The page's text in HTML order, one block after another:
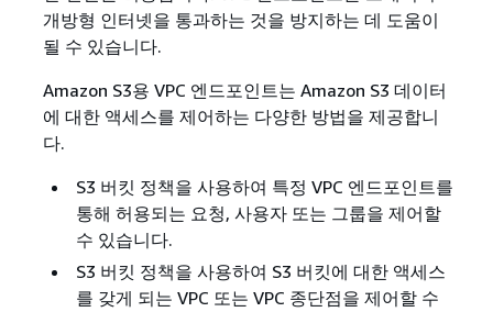
개방형 인터넷을 통과하는 것을 방지하는 데 도움이
될 수 있습니다.
Amazon S3용 VPC 엔드포인트는 Amazon S3 데이터
에 대한 액세스를 제어하는 다양한 방법을 제공합니
다.
S3 버킷 정책을 사용하여 특정 VPC 엔드포인트를
통해 허용되는 요청, 사용자 또는 그룹을 제어할
수 있습니다.
S3 버킷 정책을 사용하여 S3 버킷에 대한 액세스
를 갖게 되는 VPC 또는 VPC 종단점을 제어할 수